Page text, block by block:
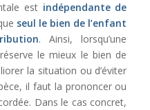
est indépendante de
seul le bien de l’enfant
. Ainsi, lorsqu’une
le mieux le bien de
la situation ou d’éviter
il faut la prononcer ou
Dans le cas concret,